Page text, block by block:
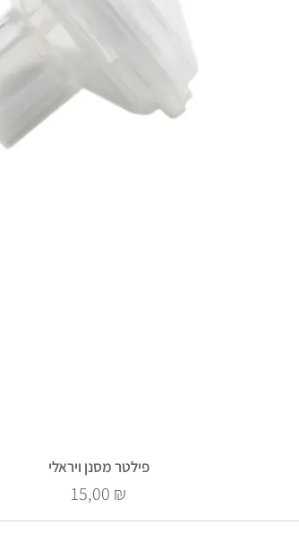
פילטר מסנן ויראלי
Prix
15,00 ₪